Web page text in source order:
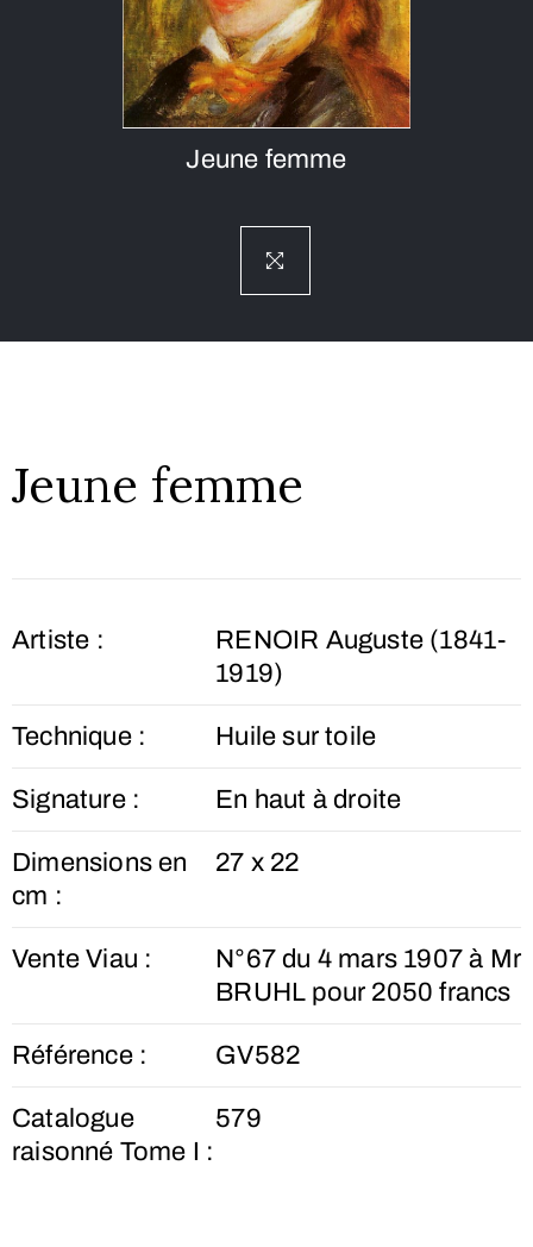
Jeune femme
Jeune femme
Artiste :
RENOIR Auguste (1841-
1919)
Technique : Huile sur toile
Signature : En haut à droite
Dimensions en
cm :
27 x 22
Vente Viau :
N°67 du 4 mars 1907 à Mr
BRUHL pour 2050 francs
Référence : GV582
Catalogue
raisonné Tome I :
579